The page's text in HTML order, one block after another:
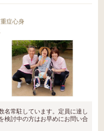
重症心身
名常駐しています。定員に達し
検討中の方はお早めにお問い合